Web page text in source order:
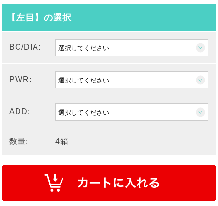
【左目】の選択
BC/DIA:
PWR:
ADD:
数量: 4箱